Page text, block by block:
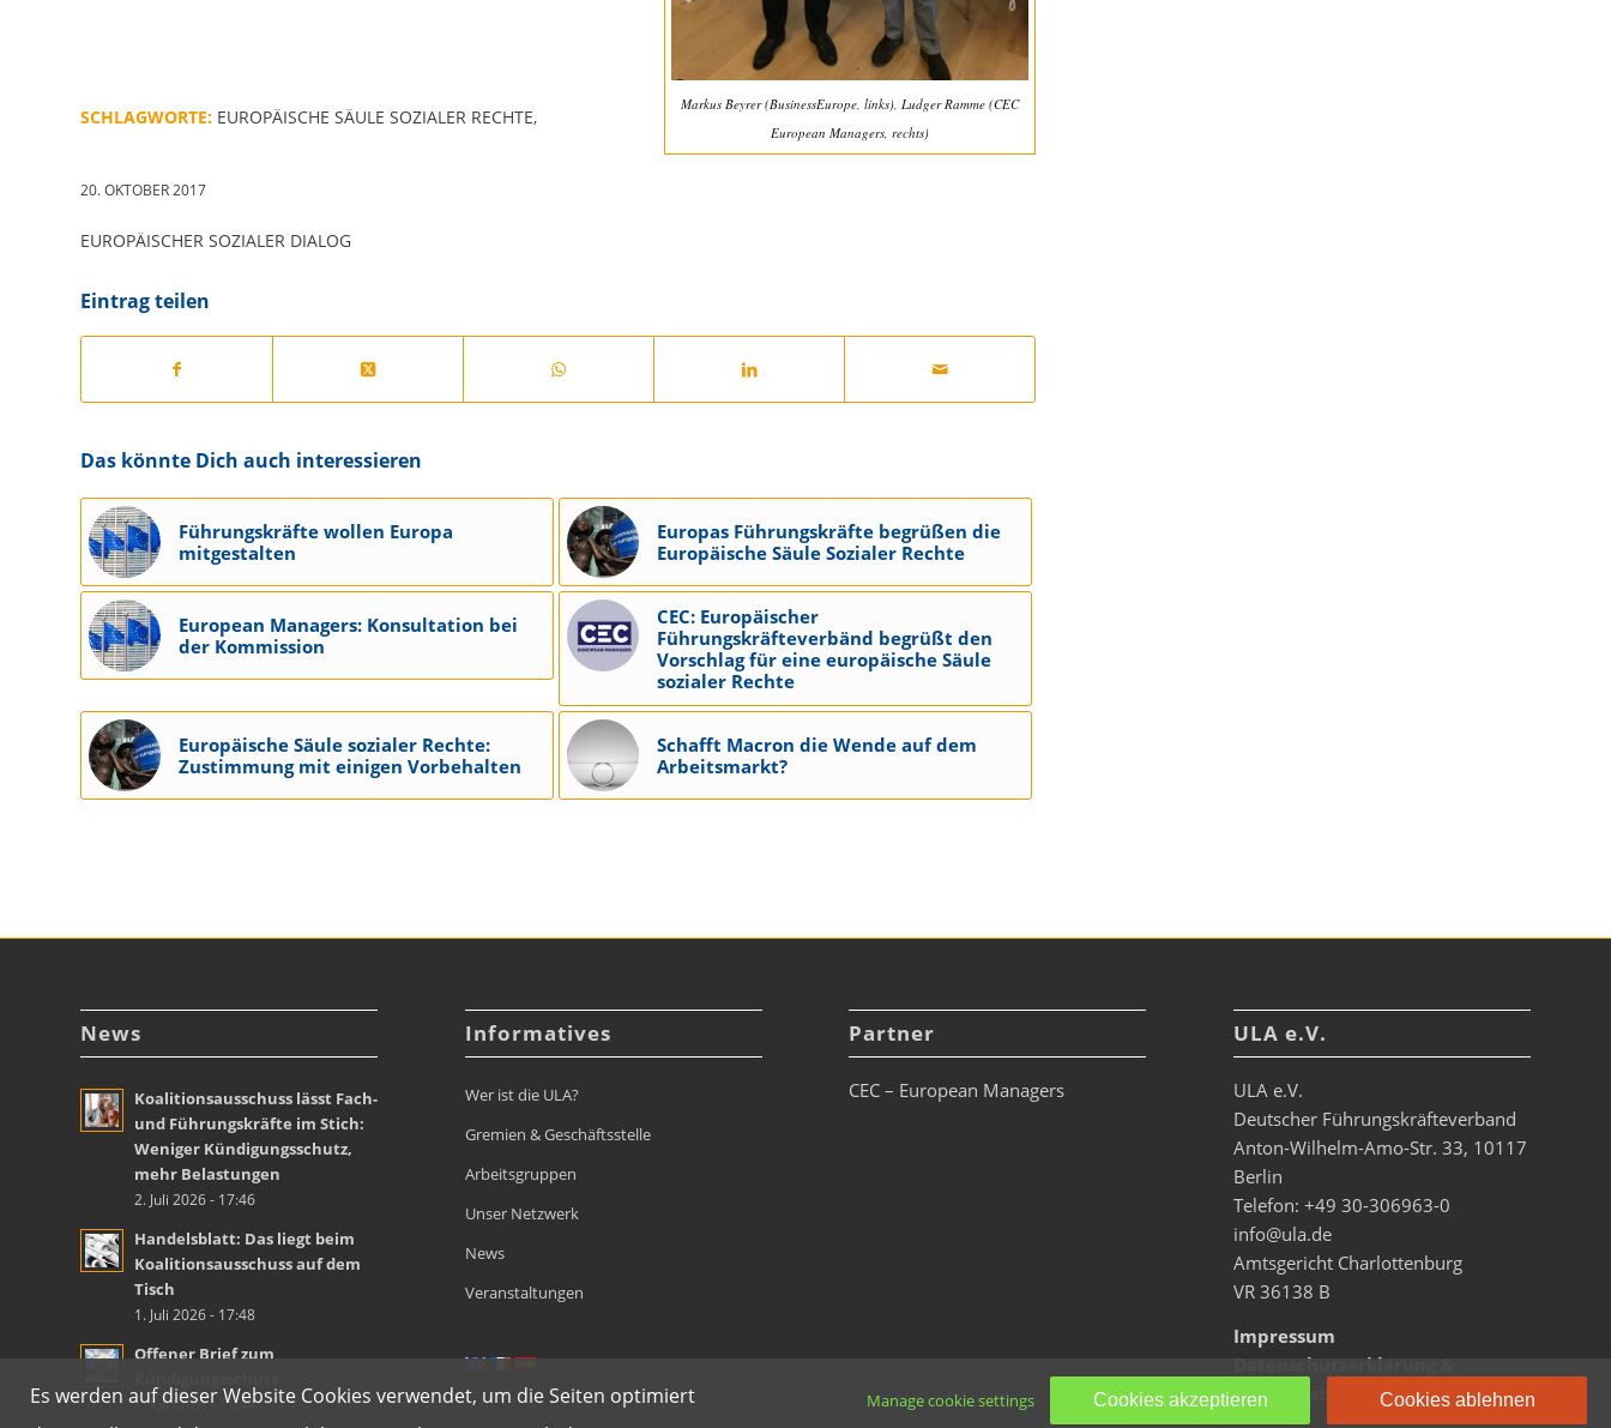
Markus Beyrer (BusinessEurope, links), Ludger Ramme (CEC
European Managers, rechts)
20. OKTOBER 2017
SCHLAGWORTE: EUROPÄISCHE SÄULE SOZIALER RECHTE,
EUROPÄISCHER SOZIALER DIALOG
Eintrag teilen
Das könnte Dich auch interessieren
Führungskräfte wollen Europa
mitgestalten
Europas Führungskräfte begrüßen die
Europäische Säule Sozialer Rechte
European Managers: Konsultation bei
der Kommission
CEC: Europäischer
Führungskräfteverbänd begrüßt den
Vorschlag für eine europäische Säule
sozialer Rechte
Europäische Säule sozialer Rechte:
Zustimmung mit einigen Vorbehalten
Schafft Macron die Wende auf dem
Arbeitsmarkt?
News
Koalitionsausschuss lässt Fach-
und Führungskräfte im Stich:
Weniger Kündigungsschutz,
mehr Belastungen
2. Juli 2026 - 17:46
Handelsblatt: Das liegt beim
Koalitionsausschuss auf dem
Tisch
1. Juli 2026 - 17:48
Offener Brief zum
1. Juli 2026 - 11:44
Informatives
Wer ist die ULA?
Gremien & Geschäftsstelle
Arbeitsgruppen
Unser Netzwerk
News
Veranstaltungen
Partner
CEC – European Managers
ULA e.V.
ULA e.V.
Deutscher Führungskräfteverband
Anton-Wilhelm-Amo-Str. 33, 10117
Berlin
Telefon: +49 30-306963-0
info@ula.de
Amtsgericht Charlottenburg
VR 36138 B
Impressum
Datenschutzerklärung &
Nutzungsbedingungen
Es werden auf dieser Website Cookies verwendet, um die Seiten optimiert
Manage cookie settings Cookies akzeptieren Cookies ablehnen